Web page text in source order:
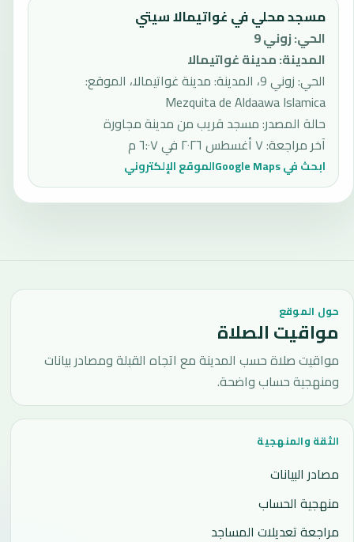
مسجد محلي في غواتيمالا سيتي
الحي:زوني 9
المدينة:مدينة غواتيمالا
الحي: زوني 9، المدينة: مدينة غواتيمالا، الموقع:
Mezquita de Aldaawa Islamica
حالة المصدر:مسجد قريب من مدينة مجاورة
آخر مراجعة:٧ أغسطس ٢٠٢٦ في ٦:٠٧ م
ابحث في Google Maps الموقع الإلكتروني
حول الموقع
مواقيت الصلاة
مواقيت صلاة حسب المدينة مع اتجاه القبلة ومصادر بيانات
ومنهجية حساب واضحة.
الثقة والمنهجية
مصادر البيانات
منهجية الحساب
مراجعة تعديلات المساجد